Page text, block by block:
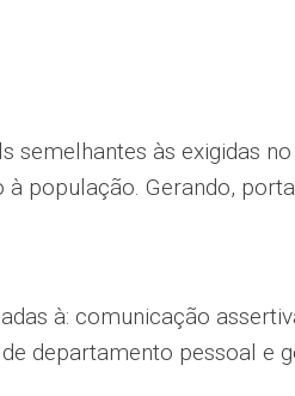
semelhantes às exigidas
população. Gerando,
à: comunicação
departamento pessoal e